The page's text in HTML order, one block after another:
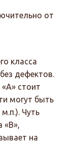
от
класса
дефектов.
стоит
могут быть
Чуть
«В»,
на